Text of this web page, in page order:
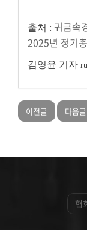
출처 : 귀금속
2025년 정기
김영윤 기자
이전글 다음글
협